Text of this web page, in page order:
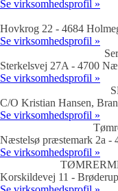
Se virksomhedsprofil »
Hovkrog 22 - 4684
Se virksomhedsprofil »
Sterkelsvej 27A - 4700
Se virksomhedsprofil »
C/O Kristian Hansen,
Se virksomhedsprofil »
Næstelsø præstemark 2a -
Se virksomhedsprofil »
Korskildevej 11 -